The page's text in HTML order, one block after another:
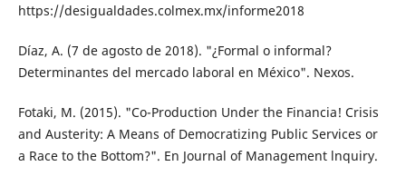
https://desigualdades.colmex.mx/informe2018
Díaz, A. (7 de agosto de 2018). "¿Formal o in­formal?
Determinantes del mercado laboral en México". Nexos.
Fotaki, M. (2015). "Co-Production Under the Financia! Crisis
and Austerity: A Means of Democratizing Public Services or
a Race to the Bottom?". En Journal of Management lnquiry.